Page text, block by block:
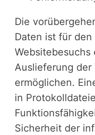
Die
Daten ist für
Auslieferung der
ermöglichen.
in
Sicherheit der